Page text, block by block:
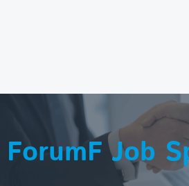
ForumF Job